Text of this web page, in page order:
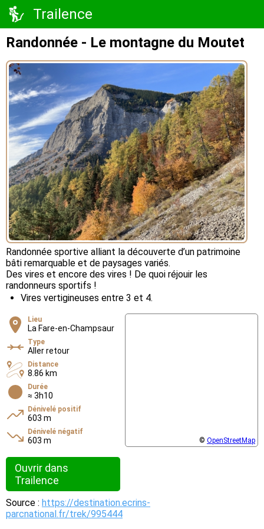
Trailence
Randonnée - Le montagne du Moutet
Randonnée sportive alliant la découverte d’un patrimoine
bâti remarquable et de paysages variés.
Des vires et encore des vires ! De quoi réjouir les
randonneurs sportifs !
Vires vertigineuses entre 3 et 4.
Lieu
La Fare-en-Champsaur
Type
Aller retour
Distance
8.86 km
Durée
≈ 3h10
Dénivelé positif
603 m
Dénivelé négatif
603 m
Ouvrir dans
Trailence
© OpenStreetMap
Source : https://destination.ecrins-
parcnational.fr/trek/995444